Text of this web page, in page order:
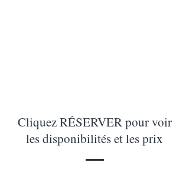
Cliquez RÉSERVER pour voir
les disponibilités et les prix